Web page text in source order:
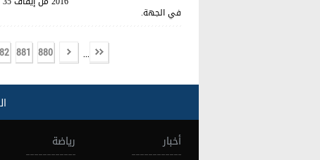
في الجهة.
...
880
881
أخبار
رياضة